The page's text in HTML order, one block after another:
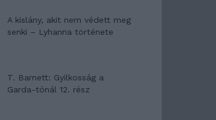
A kislány, akit nem védett meg
senki – Lyhanna története
T. Barnett: Gyilkosság a
Garda-tónál 12. rész